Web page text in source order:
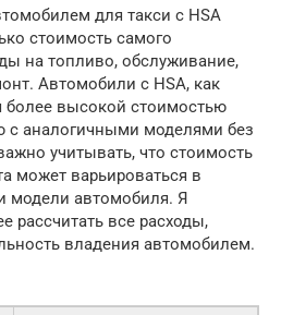
для такси с HSA
стоимость самого
на топливо, обслуживание,
Автомобили с HSA, как
более высокой стоимостью
с аналогичными моделями без
учитывать, что стоимость
может варьироваться в
модели автомобиля. Я
рассчитать все расходы,
владения автомобилем.